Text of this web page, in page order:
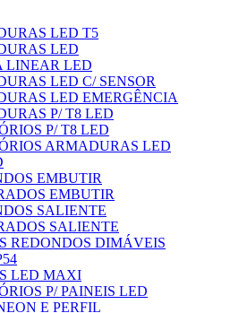
LED T5
LED
LINEAR LED
LED C/ SENSOR
LED EMERGÊNCIA
P/ T8 LED
P/ T8 LED
ARMADURAS LED
EMBUTIR
EMBUTIR
SALIENTE
SALIENTE
REDONDOS DIMÁVEIS
LED MAXI
P/ PAINEIS LED
E PERFIL